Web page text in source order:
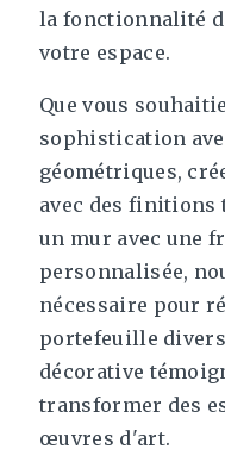
la fonctionnalité
votre espace.
Que vous
sophistication
géométriques,
avec des finitions
un mur avec une
personnalisée,
nécessaire pour
portefeuille
décorative
transformer des
œuvres d'art.